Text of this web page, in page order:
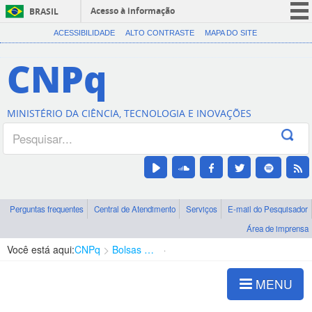
BRASIL
Acesso à informação
CORONAVÍRUS (COVID-19)
Canais
ACESSIBILIDADE ALTO CONTRASTE MAPA DO SITE
CNPq
MINISTÉRIO DA CIÊNCIA, TECNOLOGIA E INOVAÇÕES
Perguntas frequentes Central de Atendimento Serviços
E-mail do Pesquisador
Área de imprensa
Você está aqui:CNPq Bolsas e Auxílios Vigentes
MENU